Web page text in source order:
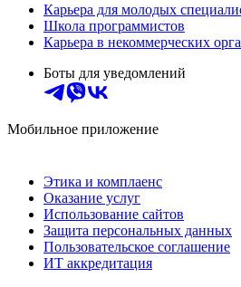
Карьера для молодых
Школа программистов
Карьера в некоммерческих
Боты для уведомлений
Мобильное приложение
Этика и комплаенс
Оказание услуг
Использование сайтов
Защита персональных данных
Пользовательское соглашение
ИТ аккредитация